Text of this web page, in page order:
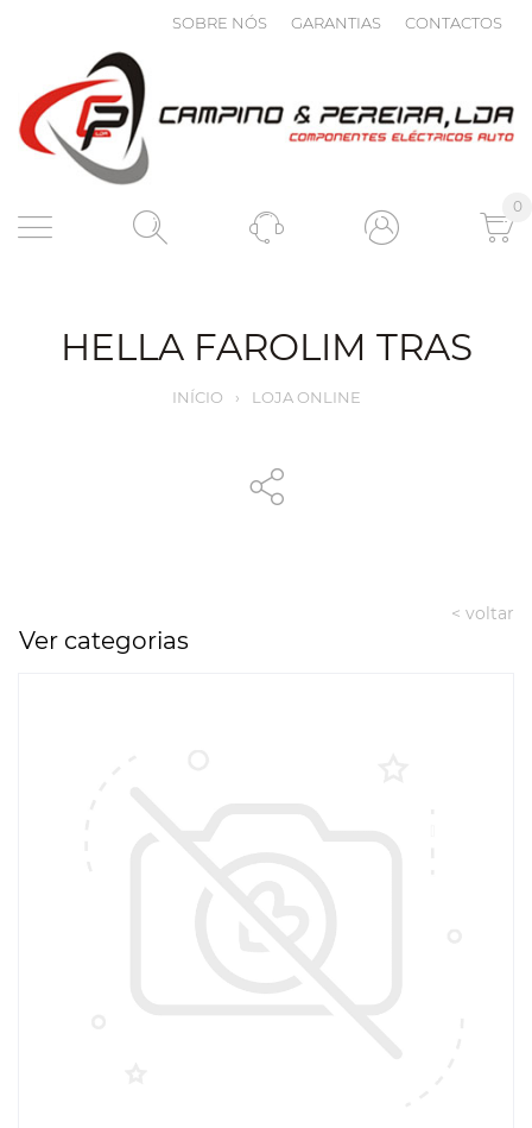
SOBRE NÓS GARANTIAS CONTACTOS
0
HELLA FAROLIM TRAS
INÍCIO › LOJA ONLINE
< voltar
Ver categorias